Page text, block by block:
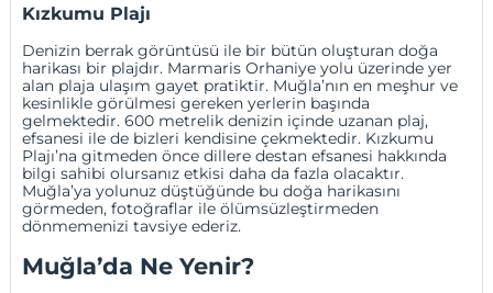
Kızkumu Plajı
Denizin berrak görüntüsü ile bir bütün oluşturan doğa
harikası bir plajdır. Marmaris Orhaniye yolu üzerinde yer
alan plaja ulaşım gayet pratiktir. Muğla’nın en meşhur ve
kesinlikle görülmesi gereken yerlerin başında
gelmektedir. 600 metrelik denizin içinde uzanan plaj,
efsanesi ile de bizleri kendisine çekmektedir. Kızkumu
Plajı’na gitmeden önce dillere destan efsanesi hakkında
bilgi sahibi olursanız etkisi daha da fazla olacaktır.
Muğla’ya yolunuz düştüğünde bu doğa harikasını
görmeden, fotoğraflar ile ölümsüzleştirmeden
dönmemenizi tavsiye ederiz.
Muğla’da Ne Yenir?